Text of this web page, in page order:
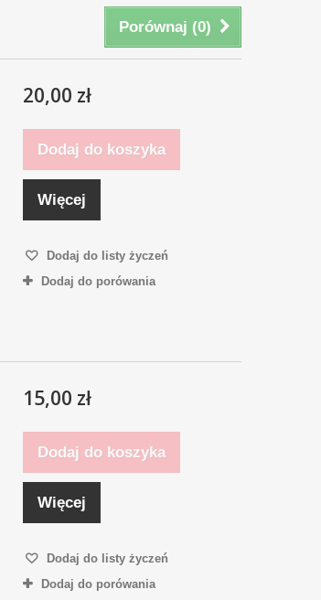
Porównaj (0)
20,00 zł
Dodaj do koszyka
Więcej
Dodaj do listy życzeń
Dodaj do porówania
15,00 zł
Dodaj do koszyka
Więcej
Dodaj do listy życzeń
Dodaj do porówania